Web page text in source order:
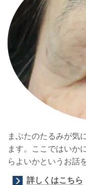
まぶたのたるみが気
ます。ここではいか
らよいかというお話
詳しくはこちら